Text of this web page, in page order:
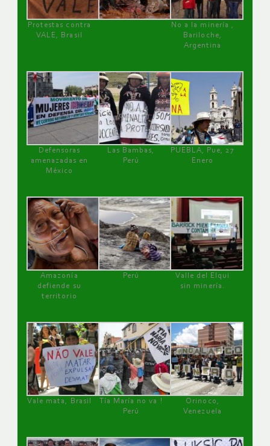
Protestas contra
VALE, Brasil
No a la minería ,
Bariloche,
Argentina
Defensoras
amenazadas en
México
Las Bambas,
Perú
PUEBLA, Pue, 27
Enero
Amazonía
defiende su
territorio
Perú
Valle del Elqui
sin minería.
Vale mata, Brasil
Tía María no va !
Perú
Orinoco,
Venezuela